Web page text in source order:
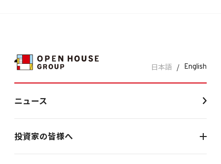
日本語 / English
投資家の皆様へ
ニュース